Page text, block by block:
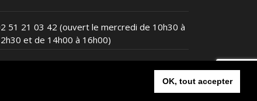
OK, tout accepter
51 21 03 42 (ouvert le mercredi de 10h30 à
et de 14h00 à 16h00)